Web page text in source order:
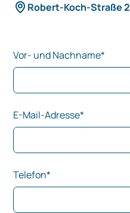
Robert-Koch-Straße
Vor- und Nachname*
E-Mail-Adresse*
Telefon*